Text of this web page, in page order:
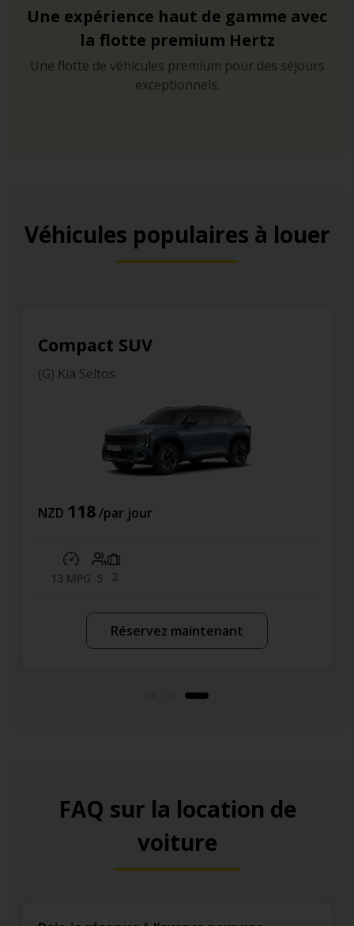
Une expérience haut de gamme avec
la flotte premium Hertz
Une flotte de véhicules premium pour des séjours
exceptionnels.
Véhicules populaires à louer
Compact SUV
(G) Kia Seltos
NZD 118/par jour
13 MPG 5 2
Réservez maintenant
FAQ sur la location de
voiture